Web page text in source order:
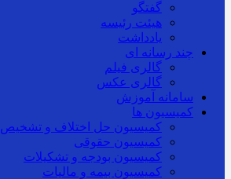
گفتگو
هیئت رئیسه
یادداشت
چند رسانه ای
گالری فیلم
گالری عکس
سامانه آموزش
کمیسیون ها
کمیسیون حل اختلاف و تشخیص
کمیسیون حقوقی
کمیسیون بودجه و تشکیلات
کمیسیون بیمه و مالیات